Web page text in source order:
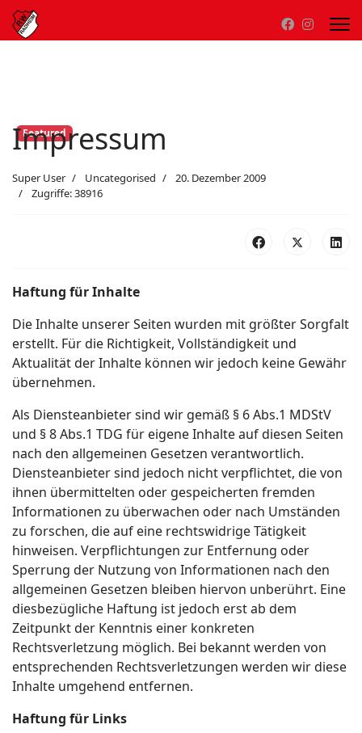
Featured
Impressum
Super User Uncategorised
20. Dezember 2009
Zugriffe: 38916
Haftung für Inhalte
Die Inhalte unserer Seiten wurden mit größter Sorgfalt
erstellt. Für die Richtigkeit, Vollständigkeit und
Aktualität der Inhalte können wir jedoch keine Gewähr
übernehmen.
Als Diensteanbieter sind wir gemäß § 6 Abs.1 MDStV
und § 8 Abs.1 TDG für eigene Inhalte auf diesen Seiten
nach den allgemeinen Gesetzen verantwortlich.
Diensteanbieter sind jedoch nicht verpflichtet, die von
ihnen übermittelten oder gespeicherten fremden
Informationen zu überwachen oder nach Umständen
zu forschen, die auf eine rechtswidrige Tätigkeit
hinweisen. Verpflichtungen zur Entfernung oder
Sperrung der Nutzung von Informationen nach den
allgemeinen Gesetzen bleiben hiervon unberührt. Eine
diesbezügliche Haftung ist jedoch erst ab dem
Zeitpunkt der Kenntnis einer konkreten
Rechtsverletzung möglich. Bei bekannt werden von
entsprechenden Rechtsverletzungen werden wir diese
Inhalte umgehend entfernen.
Haftung für Links